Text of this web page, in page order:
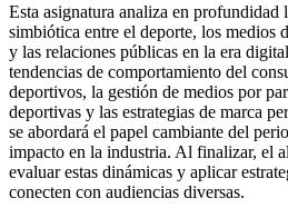
Esta asignatura analiza en
simbiótica entre el deporte, los medios
y las relaciones públicas en la era
tendencias de comportamiento del
deportivos, la gestión de medios por
deportivas y las estrategias de marca
se abordará el papel cambiante del
impacto en la industria. Al finalizar, el
evaluar estas dinámicas y aplicar
conecten con audiencias diversas.